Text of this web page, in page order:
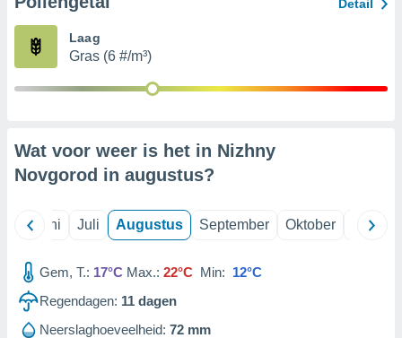
partners
Detail
Laag
Gras (6 #/m³)
Wat voor weer is het in Nizhny
Novgorod in augustus?
Juni Juli Augustus September Oktober
Gem, T.: 17°C Max.: 22°C Min: 12°C
Regendagen: 11 dagen
Neerslaghoeveelheid: 72 mm